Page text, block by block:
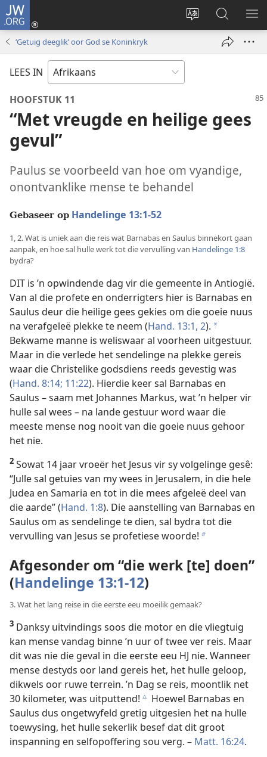
JW.ORG
Verander
Meld
aan
venster
Soek
op
JW.ORG
‘Getuig deeglik’ oor God se Koninkryk
LEES IN
HOOFSTUK 11
“Met vreugde en heilige gees
gevul”
Paulus se voorbeeld van hoe om vyandige,
onontvanklike mense te behandel
Gebaseer op Handelinge 13:1-52
1, 2. Wat is uniek aan die reis wat Barnabas en Saulus binnekort gaan
aanpak, en hoe sal hulle werk tot die vervulling van Handelinge 1:8
bydra?
DIT is ’n opwindende dag vir die gemeente in Antiogië.
Van al die profete en onderrigters hier is Barnabas en
Saulus deur die heilige gees gekies om die goeie nuus
na verafgeleë plekke te neem (Hand. 13:1, 2). a
Bekwame manne is weliswaar al voorheen uitgestuur.
Maar in die verlede het sendelinge na plekke gereis
waar die Christelike godsdiens reeds gevestig was
(Hand. 8:14; 11:22). Hierdie keer sal Barnabas en
Saulus – saam met Johannes Markus, wat ’n helper vir
hulle sal wees – na lande gestuur word waar die
meeste mense nog nooit van die goeie nuus gehoor
het nie.
2 Sowat 14 jaar vroeër het Jesus vir sy volgelinge gesê:
“Julle sal getuies van my wees in Jerusalem, in die hele
Judea en Samaria en tot in die mees afgeleë deel van
die aarde” (Hand. 1:8). Die aanstelling van Barnabas en
Saulus om as sendelinge te dien, sal bydra tot die
vervulling van Jesus se profetiese woorde! b
Afgesonder om “die werk [te] doen”
(Handelinge 13:1-12)
3. Wat het lang reise in die eerste eeu moeilik gemaak?
3 Danksy uitvindings soos die motor en die vliegtuig
kan mense vandag binne ’n uur of twee ver reis. Maar
dit was nie die geval in die eerste eeu HJ nie. Wanneer
mense destyds oor land gereis het, het hulle geloop,
dikwels oor ruwe terrein. ’n Dag se reis, moontlik net
30 kilometer, was uitputtend! c Hoewel Barnabas en
Saulus dus ongetwyfeld gretig uitgesien het na hulle
toewysing, het hulle sekerlik besef dat dit groot
inspanning en selfopoffering sou verg. – Matt. 16:24.